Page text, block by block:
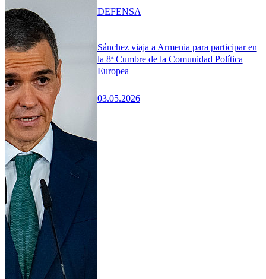
Sánchez viaja a Armenia para participar en
la 8ª Cumbre de la Comunidad Política
Europea
03.05.2026
DEFENSA